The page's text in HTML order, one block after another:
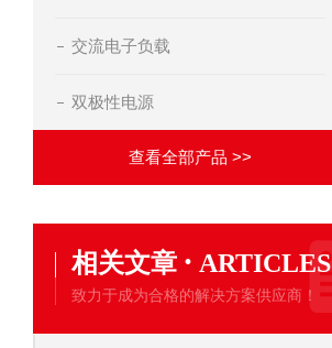
交流电子负载
双极性电源
查看全部产品 >>
相关文章 · ARTICLES
致力于成为合格的解决方案供应商！